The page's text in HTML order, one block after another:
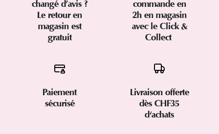
changé d’avis ?
Le retour en
magasin est
gratuit
commande en
2h en magasin
avec le Click &
Collect
Paiement
sécurisé
Livraison offerte
dès CHF35
d'achats